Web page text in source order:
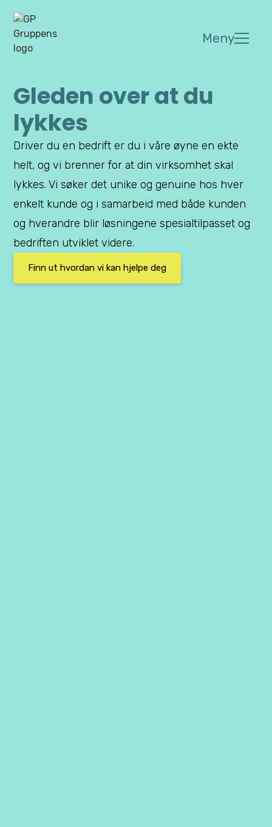
Meny
Gleden over at du
lykkes
Driver du en bedrift er du i våre øyne en ekte
helt, og vi brenner for at din virksomhet skal
lykkes. Vi søker det unike og genuine hos hver
enkelt kunde og i samarbeid med både kunden
og hverandre blir løsningene spesialtilpasset og
bedriften utviklet videre.
Finn ut hvordan vi kan hjelpe deg